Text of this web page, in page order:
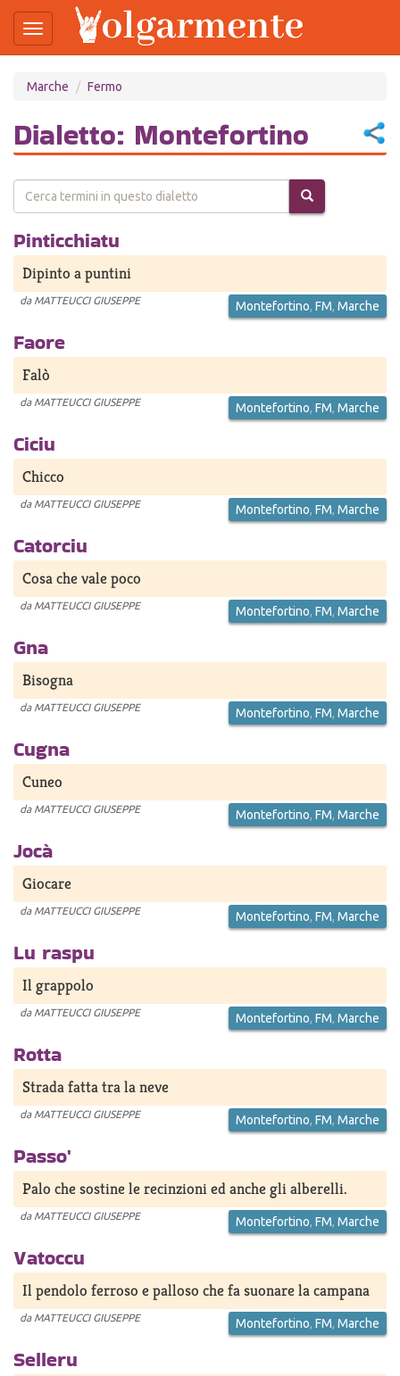
Toggle
navigation
Marche Fermo
Dialetto: Montefortino
Pinticchiatu
Dipinto a puntini
da MATTEUCCI GIUSEPPE Montefortino, FM, Marche
Faore
Falò
da MATTEUCCI GIUSEPPE Montefortino, FM, Marche
Ciciu
Chicco
da MATTEUCCI GIUSEPPE Montefortino, FM, Marche
Catorciu
Cosa che vale poco
da MATTEUCCI GIUSEPPE Montefortino, FM, Marche
Gna
Bisogna
da MATTEUCCI GIUSEPPE Montefortino, FM, Marche
Cugna
Cuneo
da MATTEUCCI GIUSEPPE Montefortino, FM, Marche
Jocà
Giocare
da MATTEUCCI GIUSEPPE Montefortino, FM, Marche
Lu raspu
Il grappolo
da MATTEUCCI GIUSEPPE Montefortino, FM, Marche
Rotta
Strada fatta tra la neve
da MATTEUCCI GIUSEPPE Montefortino, FM, Marche
Passo'
Palo che sostine le recinzioni ed anche gli alberelli.
da MATTEUCCI GIUSEPPE Montefortino, FM, Marche
Vatoccu
Il pendolo ferroso e palloso che fa suonare la campana
da MATTEUCCI GIUSEPPE Montefortino, FM, Marche
Selleru